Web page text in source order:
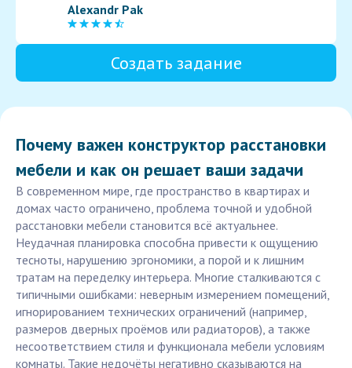
Alexandr Pak
Создать задание
Почему важен конструктор расстановки
мебели и как он решает ваши задачи
В современном мире, где пространство в квартирах и
домах часто ограничено, проблема точной и удобной
расстановки мебели становится всё актуальнее.
Неудачная планировка способна привести к ощущению
тесноты, нарушению эргономики, а порой и к лишним
тратам на переделку интерьера. Многие сталкиваются с
типичными ошибками: неверным измерением помещений,
игнорированием технических ограничений (например,
размеров дверных проёмов или радиаторов), а также
несоответствием стиля и функционала мебели условиям
комнаты. Такие недочёты негативно сказываются на